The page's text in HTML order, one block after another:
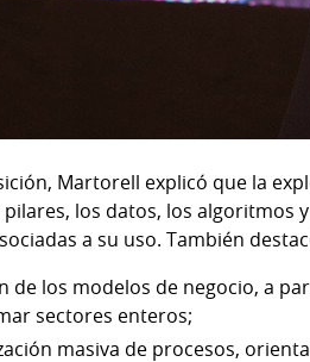
Martorell explicó que la
los datos, los
a su uso. También
de los modelos de negocio, a
sectores enteros;
masiva de procesos,